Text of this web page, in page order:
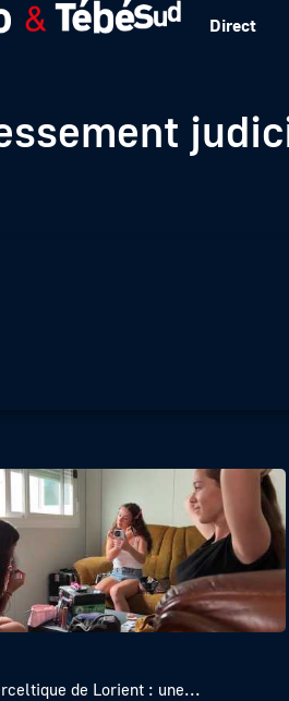
Direct
: la
de Lorient : une...